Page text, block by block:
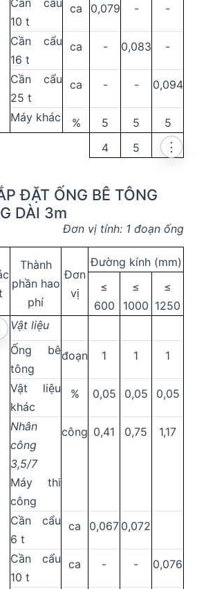
Cần cẩu
10 t
ca 0,079 - -
Cần cẩu
16 t
ca - 0,083 -
Cần cẩu
25 t
ca - - 0,094
Máy khác % 5 5
5
4
5 6
ĐẶT ỐNG BÊ TÔNG
DÀI 3m
⋮
Đơn vị tính: 1 đoạn ống
Thành
phần hao
phí
Đơn
vị
Đường kính (mm)
≤
600
≤
1000
≤
1250
Vật liệu
Ống bê
tông
đoạn 1 1 1
Vật liệu
khác
% 0,05 0,05 0,05
Nhân
công
3,5/7
Máy thi
công
công 0,41 0,75 1,17
Cần cẩu
6 t
ca 0,067 0,072
Cần cẩu
10 t
ca - - 0,076